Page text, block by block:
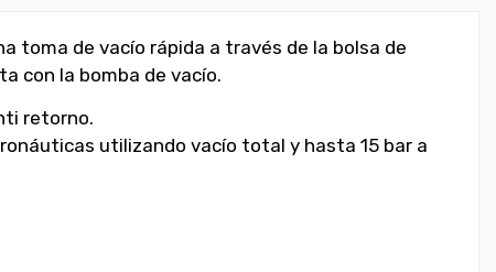
toma de vacío rápida a través de la bolsa de
con la bomba de vacío.
retorno.
utilizando vacío total y hasta 15 bar a